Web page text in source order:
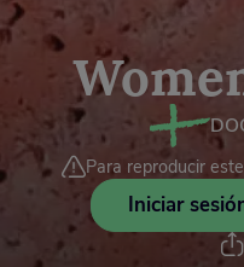
Para reproducir
Iniciar